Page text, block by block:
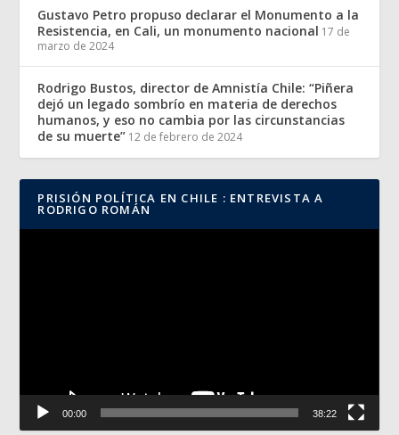
Gustavo Petro propuso declarar el Monumento a la
Resistencia, en Cali, un monumento nacional 17 de
marzo de 2024
Rodrigo Bustos, director de Amnistía Chile: “Piñera
dejó un legado sombrío en materia de derechos
humanos, y eso no cambia por las circunstancias
de su muerte” 12 de febrero de 2024
PRISIÓN POLÍTICA EN CHILE : ENTREVISTA A
RODRIGO ROMÁN
00:00 38:22